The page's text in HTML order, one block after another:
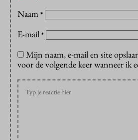
Naam *
E-mail *
Mijn naam, e-mail en site
voor de volgende keer wanneer ik